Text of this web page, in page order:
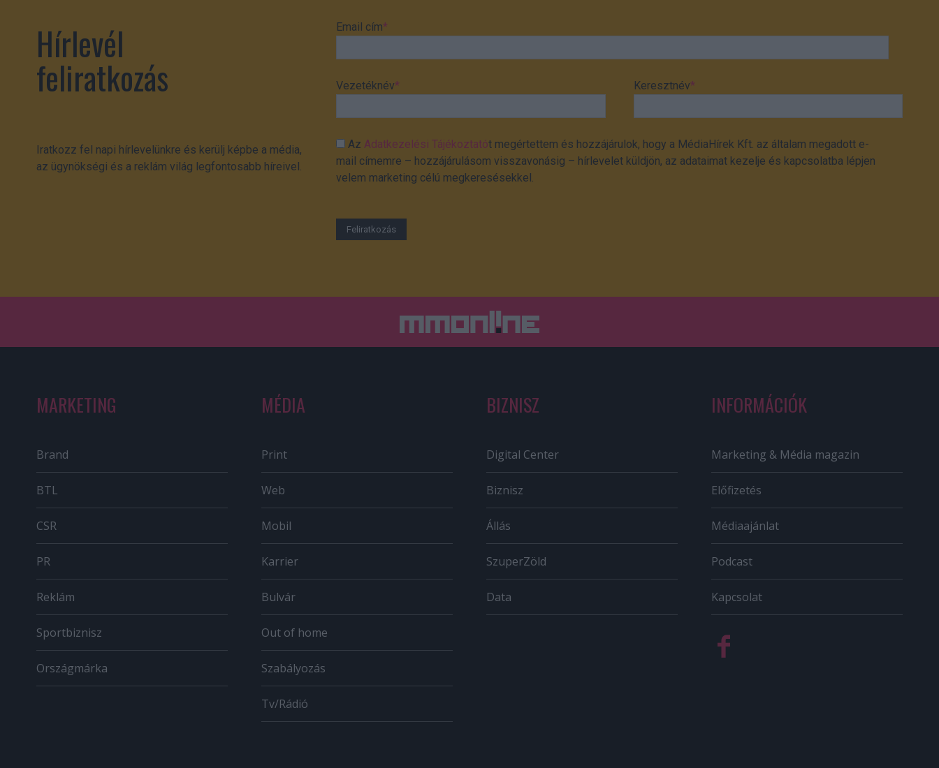
Hírlevél
feliratkozás
Iratkozz fel napi hírlevelünkre és kerülj képbe a média,
az ügynökségi és a reklám világ legfontosabb híreivel.
Email cím*
Vezetéknév* Keresztnév*
AzAdatkezelési Tájékoztatót megértettem és hozzájárulok, hogy a MédiaHírek Kft. az általam megadott e-
mail címemre – hozzájárulásom visszavonásig – hírlevelet küldjön, az adataimat kezelje és kapcsolatba lépjen
velem marketing célú megkeresésekkel.
MARKETING
Brand
BTL
CSR
PR
Reklám
Sportbiznisz
Országmárka
MÉDIA
Print
Web
Mobil
Karrier
Bulvár
Out of home
Szabályozás
Tv/Rádió
BIZNISZ
Digital Center
Biznisz
Állás
SzuperZöld
Data
INFORMÁCIÓK
Marketing & Média magazin
Előfizetés
Médiaajánlat
Podcast
Kapcsolat